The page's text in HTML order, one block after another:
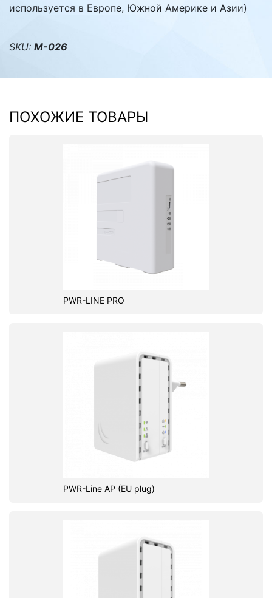
используется в Европе, Южной Америке и Азии)
SKU: M-026
ПОХОЖИЕ ТОВАРЫ
PWR-LINE PRO
PWR-Line AP (EU plug)